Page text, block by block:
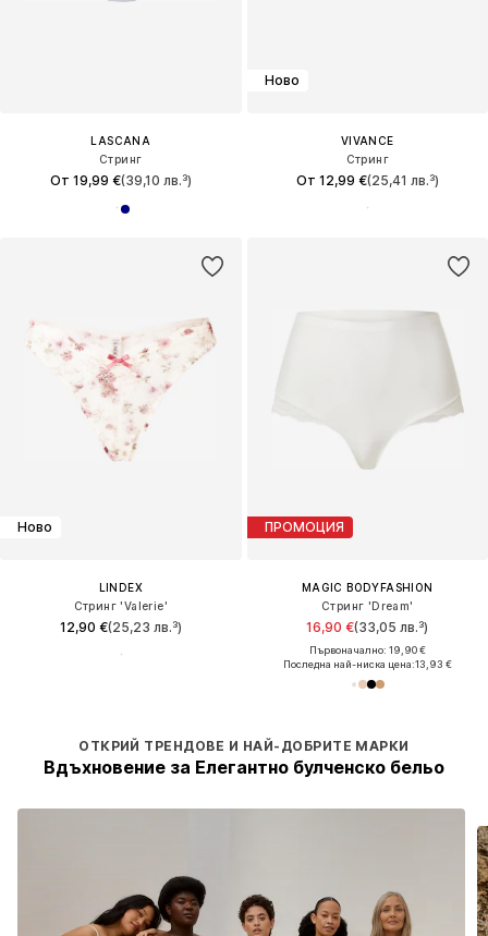
LASCANA
Стринг
От 19,99 €(39,10 лв.³)
Ново
VIVANCE
Стринг
От 12,99 €(25,41 лв.³)
Ново
LINDEX
Стринг 'Valerie'
12,90 €(25,23 лв.³)
ОТКРИЙ ТРЕНДОВЕ И НАЙ-ДОБРИТЕ МАРКИ
Вдъхновение за Елегантно булченско бельо
ПРОМОЦИЯ
MAGIC BODYFASHION
Стринг 'Dream'
16,90 €(33,05 лв.³)
Първоначално: 19,90 €
Последна най-ниска цена:13,93 €